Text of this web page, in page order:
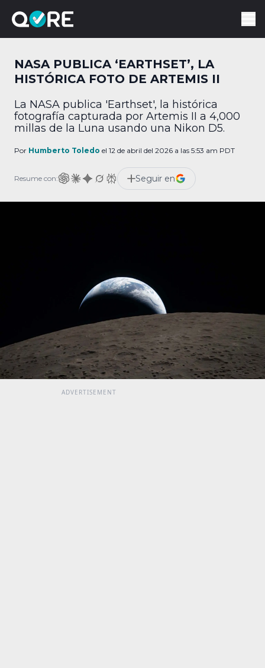
NASA PUBLICA ‘EARTHSET’, LA
HISTÓRICA FOTO DE ARTEMIS II
La NASA publica 'Earthset', la histórica
fotografía capturada por Artemis II a 4,000
millas de la Luna usando una Nikon D5.
Por Humberto Toledo el 12 de abril del 2026 a las 5:53 am PDT
Resume con: Seguir en